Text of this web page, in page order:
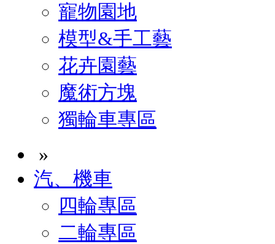
寵物園地
模型&手工藝
花卉園藝
魔術方塊
獨輪車專區
»
汽、機車
四輪專區
二輪專區